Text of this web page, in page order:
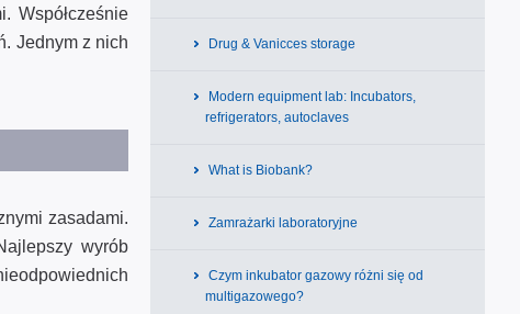
Współcześnie
Jednym z nich
zasadami.
wyrób
Drug & Vanicces storage
Modern equipment lab: Incubators,
refrigerators, autoclaves
What is Biobank?
Zamrażarki laboratoryjne
Czym inkubator gazowy różni się od
multigazowego?